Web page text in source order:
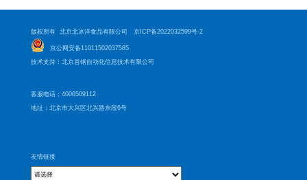
版权所有 北京北冰洋食品有限公司 京ICP备2022032599号-2
京公网安备11011502037585
技术支持：北京首钢自动化信息技术有限公司
客服电话：4006509112
地址：北京市大兴区北兴路东段6号
友情链接